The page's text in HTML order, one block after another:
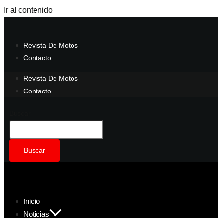
Ir al contenido
Revista De Motos
Contacto
Revista De Motos
Contacto
Buscar
Inicio
Noticias